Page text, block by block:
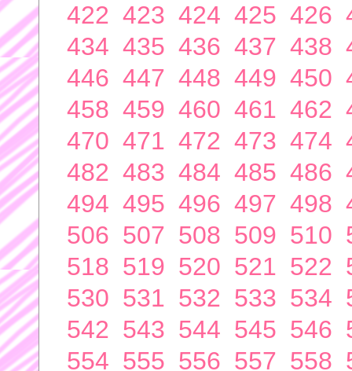
422 423 424 425 426
434 435 436 437 438
446 447 448 449 450
458 459 460 461 462
470 471 472 473 474
482 483 484 485 486
494 495 496 497 498
506 507 508 509 510
518 519 520 521 522
530 531 532 533 534
542 543 544 545 546
554 555 556 557 558